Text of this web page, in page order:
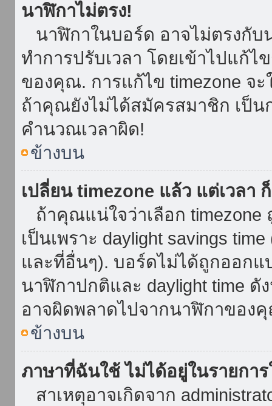
นาฬิกาไม่ตรง!
นาฬิกาในบอร์ด อาจไม่ตรงกั
ทำการปรับเวลา โดยเข้าไปแก้
ของคุณ. การแก้ไข timezone จ
ถ้าคุณยังไม่ได้สมัครสมาชิก เป็
คำนวณเวลาผิด!
ข้างบน
เปลี่ยน timezone แล้ว แต่เวลา
ถ้าคุณแน่ใจว่าเลือก timezone
เป็นเพราะ daylight savings
และที่อื่นๆ). บอร์ดไม่ได้ถูกออกแ
นาฬิกาปกติและ daylight time
อาจผิดพลาดไปจากนาฬิกาของ
ข้างบน
ภาษาที่ฉันใช้ ไม่ได้อยู่ในรายการ
สาเหตุอาจเกิดจาก